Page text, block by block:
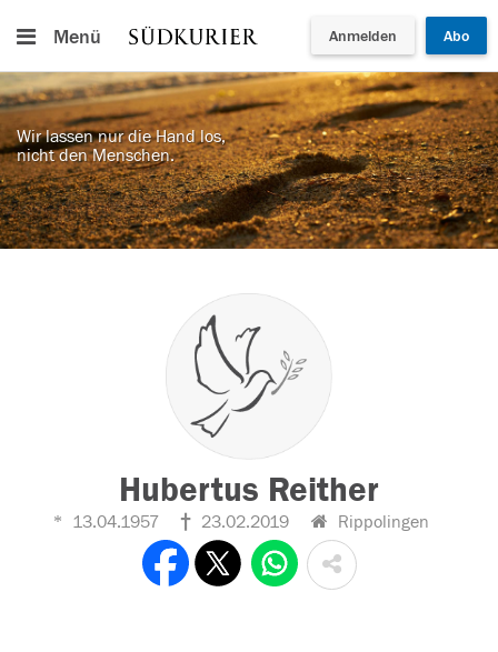
Menü Anmelden Abo
Wir lassen nur die Hand los,
nicht den Menschen.
Hubertus Reither
13.04.1957 23.02.2019 Rippolingen